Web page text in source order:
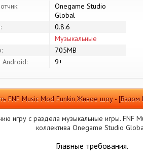
Onegame Studio
Global
0.8.6
Музыкальные
705MB
Android:
9+
FNF Music Mod Funkin Живое шоу -
игру с раздела музыкальные игры. FNF
коллектива Onegame Studio
Главные требования.